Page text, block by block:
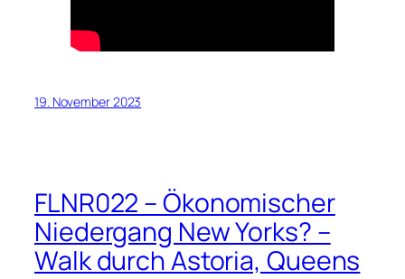
19. November 2023
FLNR022 – Ökonomischer
Niedergang New Yorks? –
Walk durch Astoria, Queens